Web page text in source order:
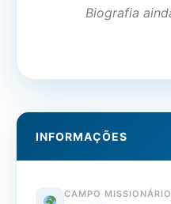
Biografia
INFORMAÇÕES
CAMPO MISSIONÁRIO